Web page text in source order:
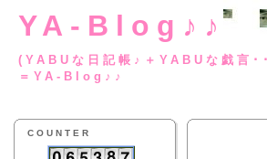
YA-Blog♪♪
(YABUな日記帳♪
＝YA-Blog♪♪
COUNTER